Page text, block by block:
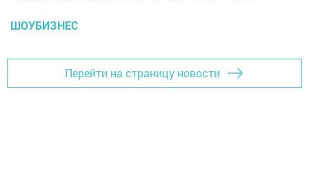
ШОУБИЗНЕС
Перейти на страницу новости